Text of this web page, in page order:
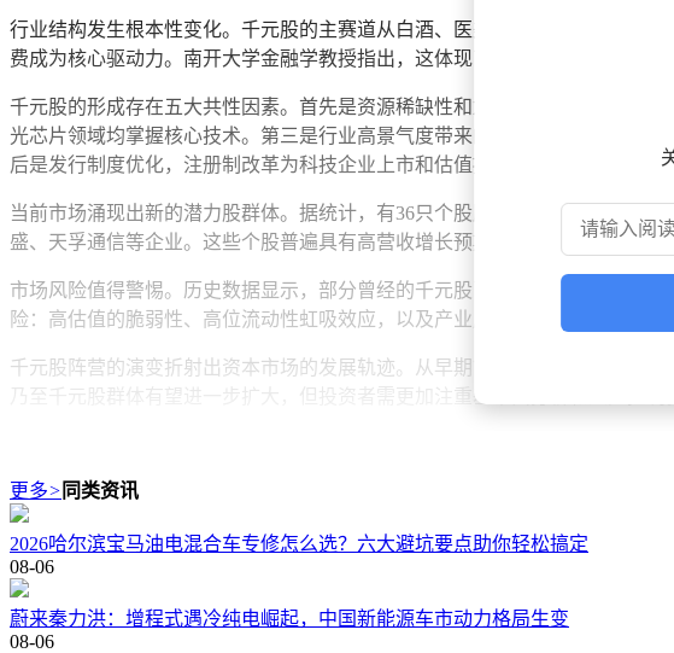
行业结构发生根本性变化。千元股的主赛道从白酒、医美等消费领域，全面
费成为核心驱动力。南开大学金融学教授指出，这体现了资本市场对"科技+高
千元股的形成存在五大共性因素。首先是资源稀缺性和龙头地位，如早期的
光芯片领域均掌握核心技术。第三是行业高景气度带来的业绩增长，中际旭
后是发行制度优化，注册制改革为科技企业上市和估值提升创造了条件。
当前市场涌现出新的潜力股群体。据统计，有36只个股股价位于300-1000元
盛、天孚通信等企业。这些个股普遍具有高营收增长预期和机构高持仓特征，
市场风险值得警惕。历史数据显示，部分曾经的千元股已出现大幅回调。石
险：高估值的脆弱性、高位流动性虹吸效应，以及产业周期切换带来的不确
千元股阵营的演变折射出资本市场的发展轨迹。从早期市场稀缺性驱动，到
乃至千元股群体有望进一步扩大，但投资者需更加注重基本面分析和风险控制。
更多> 同类资讯
2026哈尔滨宝马油电混合车专修怎么选？六大避坑要点助你轻松搞定
08-06
蔚来秦力洪：增程式遇冷纯电崛起，中国新能源车市动力格局生变
08-06